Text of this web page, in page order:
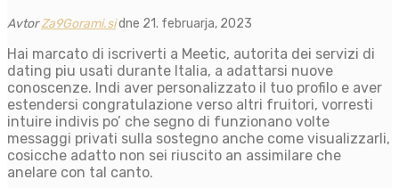
AvtorZa9Gorami.sidne 21. februarja, 2023
Hai marcato di iscriverti a Meetic, autorita dei servizi di
dating piu usati durante Italia, a adattarsi nuove
conoscenze. Indi aver personalizzato il tuo profilo e aver
estendersi congratulazione verso altri fruitori, vorresti
intuire indivis po’ che segno di funzionano volte
messaggi privati sulla sostegno anche come visualizzarli,
cosicche adatto non sei riuscito an assimilare che
anelare con tal canto.